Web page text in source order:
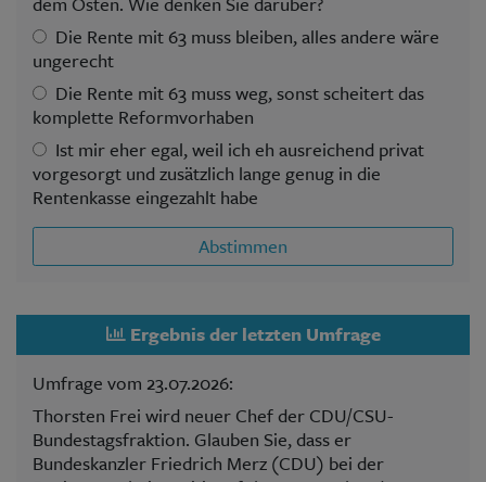
Die Rente mit 63 muss bleiben, alles andere wäre
ungerecht
Die Rente mit 63 muss weg, sonst scheitert das
komplette Reformvorhaben
Ist mir eher egal, weil ich eh ausreichend privat
vorgesorgt und zusätzlich lange genug in die
Rentenkasse eingezahlt habe
Abstimmen
Ergebnis der letzten Umfrage
Umfrage vom 23.07.2026:
Thorsten Frei wird neuer Chef der CDU/CSU-
Bundestagsfraktion. Glauben Sie, dass er
Bundeskanzler Friedrich Merz (CDU) bei der